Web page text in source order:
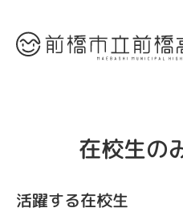
在校生の
活躍する在校生